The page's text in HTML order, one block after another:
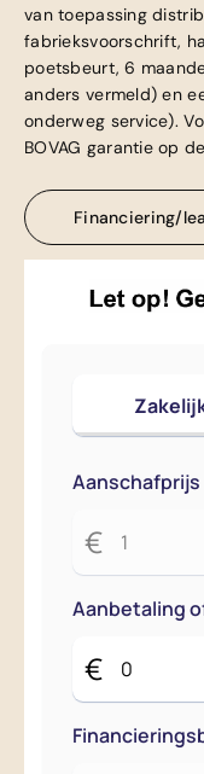
van toepassing
fabrieksvoorschrift,
poetsbeurt, 6
anders vermeld) en
onderweg service).
BOVAG garantie op
Financiering/